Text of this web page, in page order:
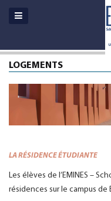
LOGEMENTS
LA RÉSIDENCE ÉTUDIANTE
Les élèves de l’EMINES –
résidences sur le campus de